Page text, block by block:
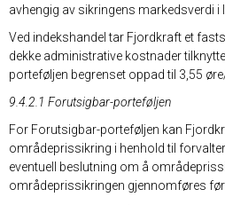
avhengig av sikringens markedsverdi i
Ved indekshandel tar Fjordkraft et
dekke administrative kostnader
porteføljen begrenset oppad til 3,55
9.4.2.1 Forutsigbar-porteføljen
For Forutsigbar-porteføljen kan
områdeprissikring i henhold til
eventuell beslutning om å
områdeprissikringen gjennomføres